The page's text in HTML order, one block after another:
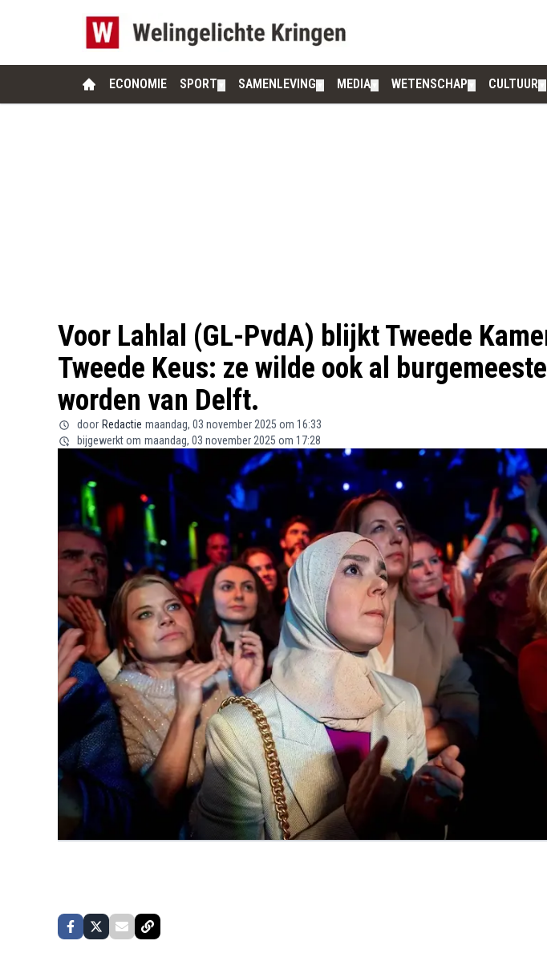
ECONOMIE SPORT SAMENLEVING MEDIA WETENSCHAP CULTUUR
Voor Lahlal (GL-PvdA) blijkt Tweede
Tweede Keus: ze wilde ook al
worden van Delft.
door Redactie maandag, 03 november 2025 om 16:33
bijgewerkt om maandag, 03 november 2025 om 17:28